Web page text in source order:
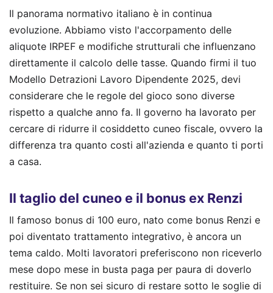
Il panorama normativo italiano è in continua
evoluzione. Abbiamo visto l'accorpamento delle
aliquote IRPEF e modifiche strutturali che influenzano
direttamente il calcolo delle tasse. Quando firmi il tuo
Modello Detrazioni Lavoro Dipendente 2025, devi
considerare che le regole del gioco sono diverse
rispetto a qualche anno fa. Il governo ha lavorato per
cercare di ridurre il cosiddetto cuneo fiscale, ovvero la
differenza tra quanto costi all'azienda e quanto ti porti
a casa.
Il taglio del cuneo e il bonus ex Renzi
Il famoso bonus di 100 euro, nato come bonus Renzi e
poi diventato trattamento integrativo, è ancora un
tema caldo. Molti lavoratori preferiscono non riceverlo
mese dopo mese in busta paga per paura di doverlo
restituire. Se non sei sicuro di restare sotto le soglie di